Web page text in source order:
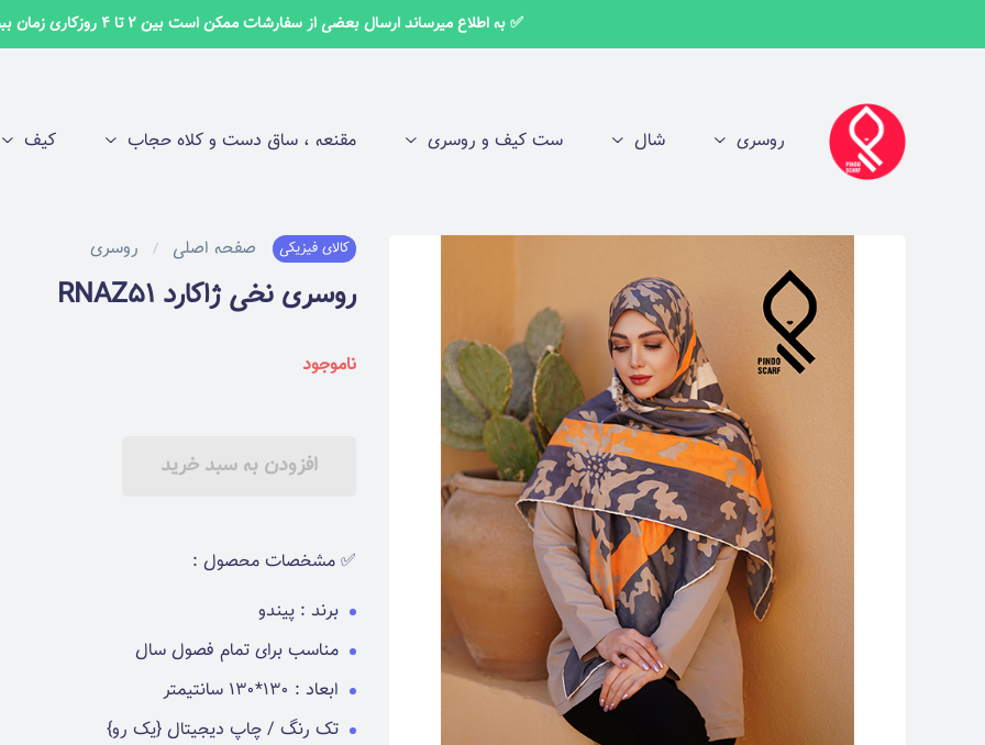
✅ به اطلاع میرساند ارسال بعضی از سفارشات ممکن است بین 2 تا 4 روزکاری زمان ببرد ✅
روسری شال ست کیف و روسری مقنعه ، ساق دست و کلاه حجاب کیف
کالای فیزیکی صفحه اصلی روسری
روسری نخی ژاکارد RNAZ51
ناموجود
افزودن به سبد خرید
✅ مشخصات محصول :
برند : پیندو
مناسب برای تمام فصول سال
ابعاد : 130*130 سانتیمتر
تک رنگ / چاپ دیجیتال {یک رو}